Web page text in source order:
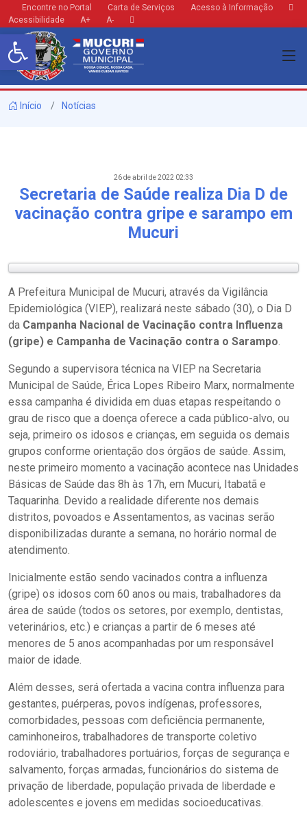
Encontre no Portal Carta de Serviços
Acesso à Informação
Acessibilidade
A+ A-
Início Notícias
26 de abril de 2022 02:33
Secretaria de Saúde realiza Dia D de
vacinação contra gripe e sarampo em
Mucuri
A Prefeitura Municipal de Mucuri, através da Vigilância
Epidemiológica (VIEP), realizará neste sábado (30), o Dia D
da Campanha Nacional de Vacinação contra Influenza
(gripe) e Campanha de Vacinação contra o Sarampo.
Segundo a supervisora técnica na VIEP na Secretaria
Municipal de Saúde, Érica Lopes Ribeiro Marx, normalmente
essa campanha é dividida em duas etapas respeitando o
grau de risco que a doença oferece a cada público-alvo, ou
seja, primeiro os idosos e crianças, em seguida os demais
grupos conforme orientação dos órgãos de saúde. Assim,
neste primeiro momento a vacinação acontece nas Unidades
Básicas de Saúde das 8h às 17h, em Mucuri, Itabatã e
Taquarinha. Devido a realidade diferente nos demais
distritos, povoados e Assentamentos, as vacinas serão
disponibilizadas durante a semana, no horário normal de
atendimento.
Inicialmente estão sendo vacinados contra a influenza
(gripe) os idosos com 60 anos ou mais, trabalhadores da
área de saúde (todos os setores, por exemplo, dentistas,
veterinários, etc.) e crianças a partir de 6 meses até
menores de 5 anos acompanhadas por um responsável
maior de idade.
Além desses, será ofertada a vacina contra influenza para
gestantes, puérperas, povos indígenas, professores,
comorbidades, pessoas com deficiência permanente,
caminhoneiros, trabalhadores de transporte coletivo
rodoviário, trabalhadores portuários, forças de segurança e
salvamento, forças armadas, funcionários do sistema de
privação de liberdade, população privada de liberdade e
adolescentes e jovens em medidas socioeducativas.
Barra de Ferramentas Aberta